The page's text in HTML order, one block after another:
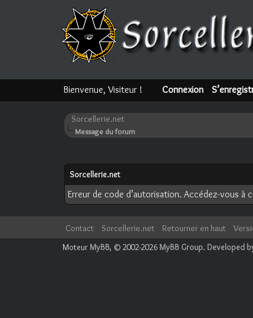
Bienvenue, Visiteur ! Connexion
Sorcellerie.net
Message du forum
Sorcellerie.net
Erreur de code d’autorisation. Accédez-vous
Contact Sorcellerie.net Retourner en haut
Moteur MyBB, © 2002-2026 MyBB Group. Developed